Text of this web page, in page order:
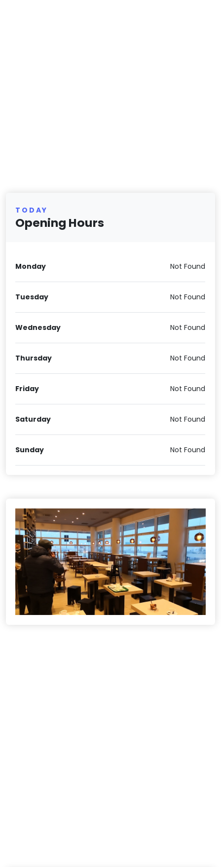
TODAY
Opening Hours
Monday Not Found
Tuesday Not Found
Wednesday Not Found
Thursday Not Found
Friday Not Found
Saturday Not Found
Sunday Not Found